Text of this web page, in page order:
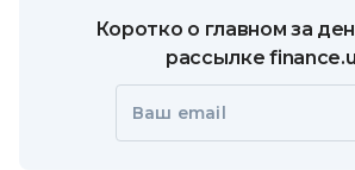
Коротко о главном за
рассылке
Ваш email